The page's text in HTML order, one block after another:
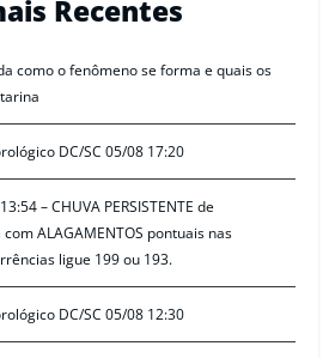
Recentes
como o fenômeno se forma e quais os
DC/SC 05/08 17:20
– CHUVA PERSISTENTE de
ALAGAMENTOS pontuais nas
ligue 199 ou 193.
DC/SC 05/08 12:30